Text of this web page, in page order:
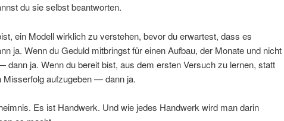
du sie selbst beantworten.
ein Modell wirklich zu verstehen, bevor du erwartest, dass es
ja. Wenn du Geduld mitbringst für einen Aufbau, der Monate und nicht
dann ja. Wenn du bereit bist, aus dem ersten Versuch zu lernen, statt
Misserfolg aufzugeben — dann ja.
Es ist Handwerk. Und wie jedes Handwerk wird man darin